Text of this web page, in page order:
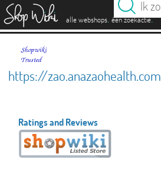
alle webshops. één zoekactie.
https://zao.anazaohealth.com
Ratings and Reviews